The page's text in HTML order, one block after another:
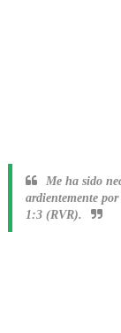
Me ha sido
ardientemente
1:3 (RVR).